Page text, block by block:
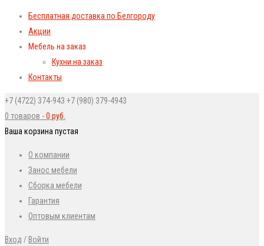
Бесплатная доставка по Белгороду
Акции
Мебель на заказ
Кухни на заказ
Контакты
+7 (4722) 374-943 +7 (980) 379-4943
0 товаров -0 руб.
Ваша корзина пустая
О компании
Занос мебели
Сборка мебели
Гарантия
Оптовым клиентам
Вход / Войти